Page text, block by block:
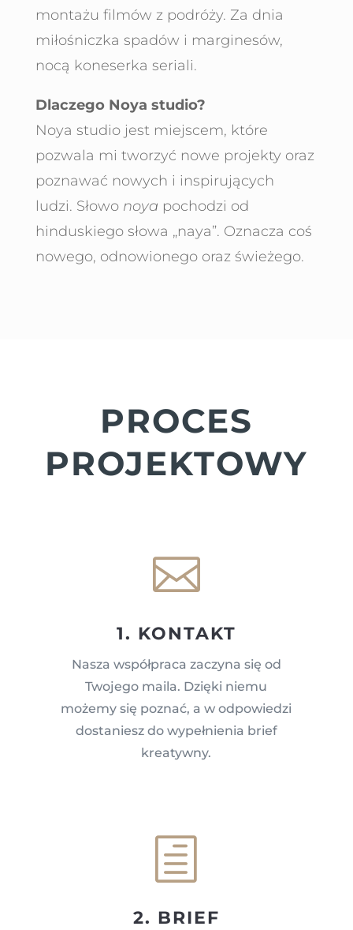
montażu filmów z podróży. Za dnia
miłośniczka spadów i marginesów,
nocą koneserka seriali.
Dlaczego Noya studio?
Noya studio jest miejscem, które
pozwala mi tworzyć nowe projekty oraz
poznawać nowych i inspirujących
ludzi. Słowo noya pochodzi od
hinduskiego słowa „naya”. Oznacza coś
nowego, odnowionego oraz świeżego.
PROCES
PROJEKTOWY

1. KONTAKT
Nasza współpraca zaczyna się od
Twojego maila. Dzięki niemu
możemy się poznać, a w odpowiedzi
dostaniesz do wypełnienia brief
kreatywny.
h
2. BRIEF